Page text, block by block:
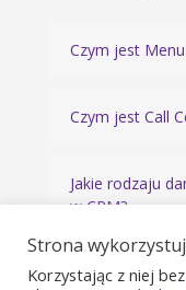
Czym jest Menu
Czym jest Call
Jakie rodzaju
w CRM?
ZOBACZ
Strona
Korzystając z niej